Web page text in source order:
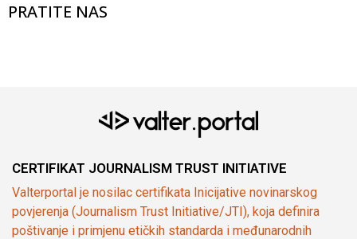
PRATITE NAS
CERTIFIKAT JOURNALISM TRUST INITIATIVE
Valterportal je nosilac certifikata Inicijative novinarskog
povjerenja (Journalism Trust Initiative/JTI), koja definira
poštivanje i primjenu etičkih standarda i međunarodnih